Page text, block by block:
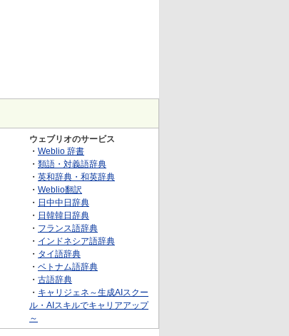
ウェブリオのサービス
・ Weblio 辞書
・ 類語・対義語辞典
・ 英和辞典・和英辞典
・ Weblio翻訳
・ 日中中日辞典
・ 日韓韓日辞典
・ フランス語辞典
・ インドネシア語辞典
・ タイ語辞典
・ ベトナム語辞典
・ 古語辞典
・ キャリジェネ～生成AIスクー
ル・AIスキルでキャリアアップ
～